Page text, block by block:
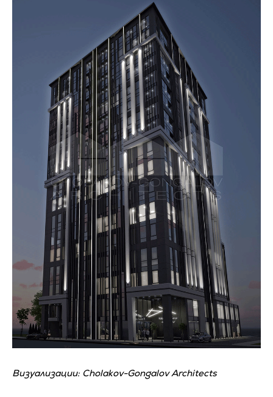
Визуализации: Cholakov-Gongalov Architects